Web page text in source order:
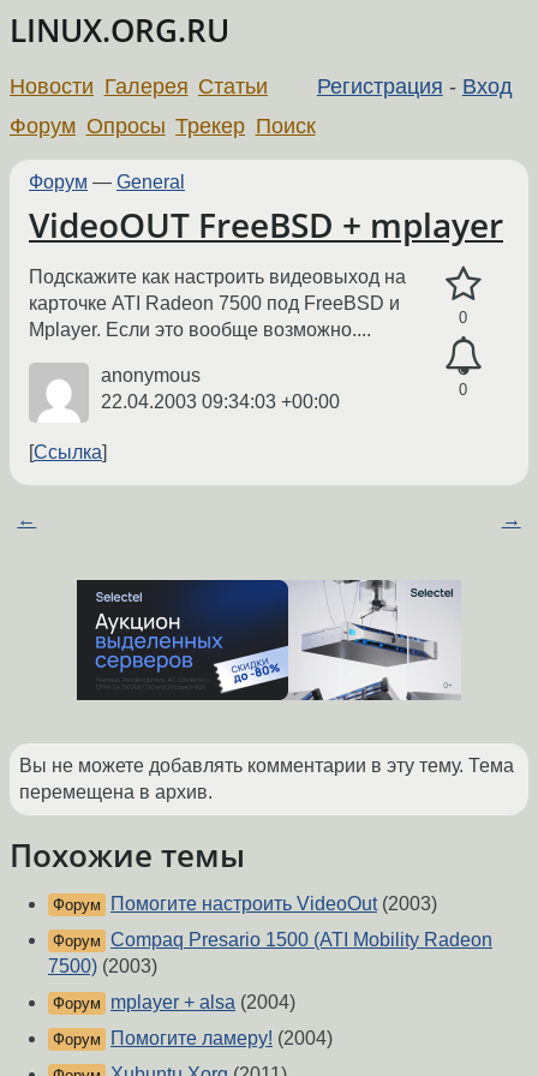
LINUX.ORG.RU
Регистрация - Вход
Новости Галерея Статьи
Форум Опросы Трекер Поиск
Форум — General
VideoOUT FreeBSD + mplayer
0
0
Подскажите как настроить видеовыход на
карточке ATI Radeon 7500 под FreeBSD и
Mplayer. Если это вообще возможно....
anonymous
22.04.2003 09:34:03 +00:00
Ссылка
← →
Вы не можете добавлять комментарии в эту тему. Тема
перемещена в архив.
Похожие темы
Форум Помогите настроить VideoOut(2003)
Форум Compaq Presario 1500 (ATI Mobility Radeon
7500) (2003)
Форум mplayer + alsa (2004)
Форум Помогите ламеру! (2004)